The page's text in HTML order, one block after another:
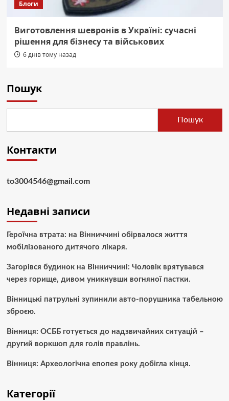
Блоги
Виготовлення шевронів в Україні: сучасні
рішення для бізнесу та військових
6 днів тому назад
Пошук
Пошук
Контакти
to3004546@gmail.com
Недавні записи
Героїчна втрата: на Вінниччині обірвалося життя
мобілізованого дитячого лікаря.
Загорівся будинок на Вінниччині: Чоловік врятувався
через горище, дивом уникнувши вогняної пастки.
Вінницькі патрульні зупинили авто-порушника табельною
зброєю.
Вінниця: ОСББ готується до надзвичайних ситуацій –
другий воркшоп для голів правлінь.
Вінниця: Археологічна епопея року добігла кінця.
Категорії